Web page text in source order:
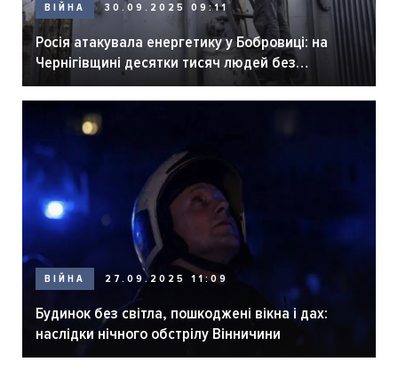
ВІЙНА 30.09.2025 09:11
Росія атакувала енергетику у Бобровиці: на
Чернігівщині десятки тисяч людей без
електрики
ВІЙНА 27.09.2025 11:09
Будинок без світла, пошкоджені вікна і дах:
наслідки нічного обстрілу Вінничини